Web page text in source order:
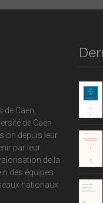
de Caen,
de Caen
depuis leur
par leur
de la
des équipes
nationaux